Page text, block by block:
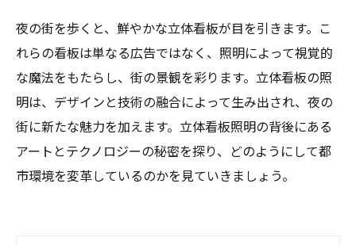
夜の街を歩くと、鮮やかな立体看板が目を引きます。こ
れらの看板は単なる広告ではなく、照明によって視覚的
な魔法をもたらし、街の景観を彩ります。立体看板の照
明は、デザインと技術の融合によって生み出され、夜の
街に新たな魅力を加えます。立体看板照明の背後にある
アートとテクノロジーの秘密を探り、どのようにして都
市環境を変革しているのかを見ていきましょう。